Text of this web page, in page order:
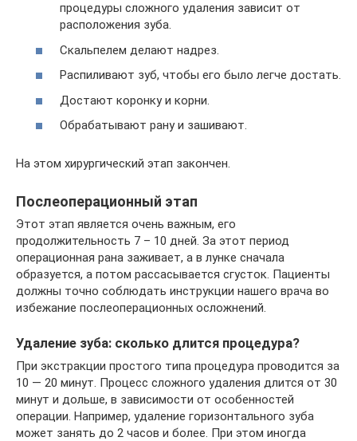
процедуры сложного удаления зависит от
расположения зуба.
Скальпелем делают надрез.
Распиливают зуб, чтобы его было легче достать.
Достают коронку и корни.
Обрабатывают рану и зашивают.
На этом хирургический этап закончен.
Послеоперационный этап
Этот этап является очень важным, его
продолжительность 7 – 10 дней. За этот период
операционная рана заживает, а в лунке сначала
образуется, а потом рассасывается сгусток. Пациенты
должны точно соблюдать инструкции нашего врача во
избежание послеоперационных осложнений.
Удаление зуба: сколько длится процедура?
При экстракции простого типа процедура проводится за
10 — 20 минут. Процесс сложного удаления длится от 30
минут и дольше, в зависимости от особенностей
операции. Например, удаление горизонтального зуба
может занять до 2 часов и более. При этом иногда